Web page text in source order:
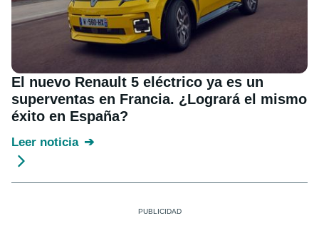
El nuevo Renault 5 eléctrico ya es un
superventas en Francia. ¿Logrará el mismo
éxito en España?
Leer noticia